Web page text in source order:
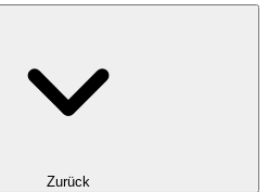
Zurück